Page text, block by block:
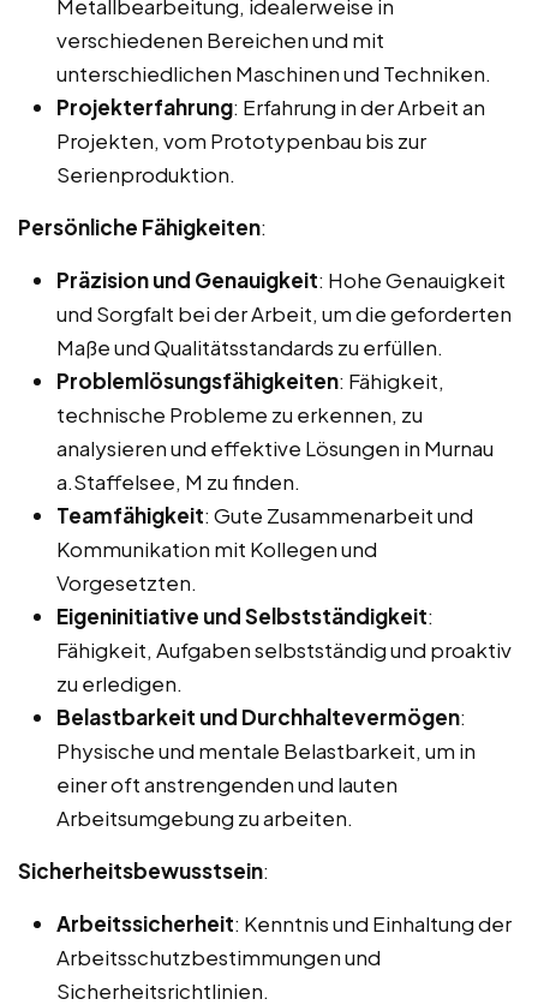
Metallbearbeitung, idealerweise in
verschiedenen Bereichen und mit
unterschiedlichen Maschinen und Techniken.
Projekterfahrung: Erfahrung in der Arbeit an
Projekten, vom Prototypenbau bis zur
Serienproduktion.
Persönliche Fähigkeiten:
Präzision und Genauigkeit: Hohe Genauigkeit
und Sorgfalt bei der Arbeit, um die geforderten
Maße und Qualitätsstandards zu erfüllen.
Problemlösungsfähigkeiten: Fähigkeit,
technische Probleme zu erkennen, zu
analysieren und effektive Lösungen in Murnau
a.Staffelsee, M zu finden.
Teamfähigkeit: Gute Zusammenarbeit und
Kommunikation mit Kollegen und
Vorgesetzten.
Eigeninitiative und Selbstständigkeit:
Fähigkeit, Aufgaben selbstständig und proaktiv
zu erledigen.
Belastbarkeit und Durchhaltevermögen:
Physische und mentale Belastbarkeit, um in
einer oft anstrengenden und lauten
Arbeitsumgebung zu arbeiten.
Sicherheitsbewusstsein:
Arbeitssicherheit: Kenntnis und Einhaltung der
Arbeitsschutzbestimmungen und
Sicherheitsrichtlinien.